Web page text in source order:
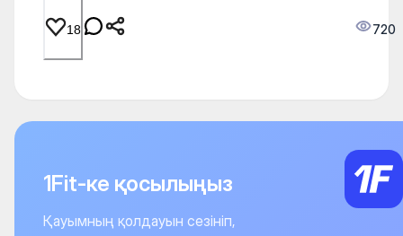
18 720
1Fit-ке қосылыңыз
Қауымның қолдауын сезініп,